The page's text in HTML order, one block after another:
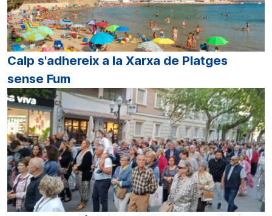
Calp s'adhereix a la Xarxa de Platges
sense Fum